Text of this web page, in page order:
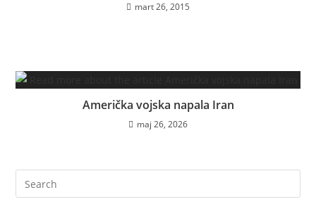
mart 26, 2015
Američka vojska napala Iran
maj 26, 2026